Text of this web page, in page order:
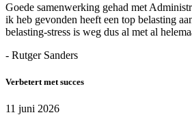
Goede samenwerking gehad met
ik heb gevonden heeft een top belasting
belasting-stress is weg dus al met al
- Rutger Sanders
Verbetert met succes
11 juni 2026